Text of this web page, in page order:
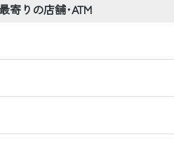
寄りの店舗･ATM